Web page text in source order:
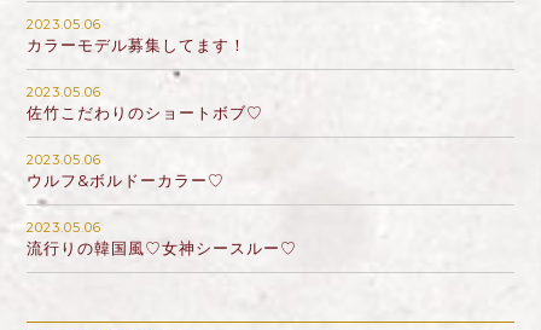
2023.05.06
カラーモデル募集してます！
2023.05.06
佐竹こだわりのショートボブ♡
2023.05.06
ウルフ&ボルドーカラー♡
2023.05.06
流行りの韓国風♡女神シースルー♡